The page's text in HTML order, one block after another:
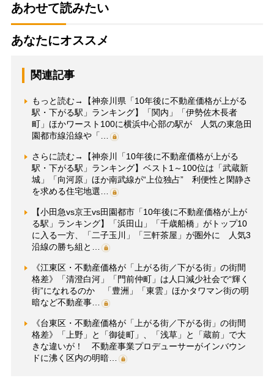
あわせて読みたい
あなたにオススメ
関連記事
もっと読む→【神奈川県「10年後に不動産価格が上がる
駅・下がる駅」ランキング】「関内」「伊勢佐木長者
町」ほかワースト100に横浜中心部の駅が 人気の東急田
園都市線沿線や「…
さらに読む→【神奈川「10年後に不動産価格が上がる
駅・下がる駅」ランキング】ベスト1～100位は「武蔵新
城」「向河原」ほか南武線が“上位独占” 利便性と閑静さ
を求める住宅地選…
【小田急vs京王vs田園都市「10年後に不動産価格が上が
る駅」ランキング】「浜田山」「千歳船橋」がトップ10
に入る一方、「二子玉川」「三軒茶屋」が圏外に 人気3
沿線の勝ち組と…
《江東区・不動産価格が「上がる街／下がる街」の街間
格差》「清澄白河」「門前仲町」は人口減少社会で“輝く
街”になれるのか 「豊洲」「東雲」ほかタワマン街の明
暗など不動産事…
《台東区・不動産価格が「上がる街／下がる街」の街間
格差》「上野」と「御徒町」、「浅草」と「蔵前」で大
きな違いが！ 不動産事業プロデューサーがインバウン
ドに沸く区内の明暗…